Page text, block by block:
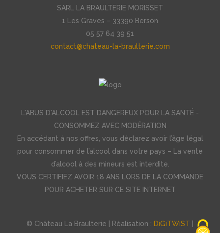
SARL LA BRAULTERIE MORISSET
1 Les Graves – 33390 Berson
05 57 64 39 51
contact@chateau-la-braulterie.com
L'ABUS D'ALCOOL EST DANGEREUX POUR LA SANTÉ -
CONSOMMEZ AVEC MODÉRATION
En accédant à nos offres, vous déclarez avoir l’âge légal
pour consommer de l’alcool dans votre pays – La vente
d’alcool à des mineurs est interdite.
VOUS CERTIFIEZ AVOIR 18 ANS LORS DE LA COMMANDE
POUR ACHETER SUR CE SITE INTERNET
© Château La Braulterie | Réalisation : DiGiTWiST